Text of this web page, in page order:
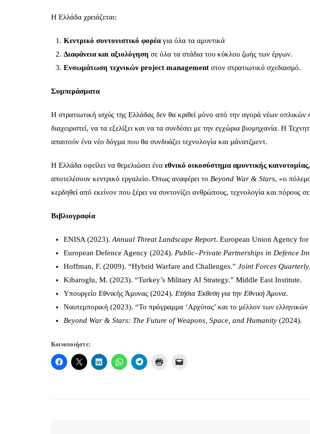
Η Ελλάδα χρειάζεται:
Κεντρικό συντονιστικό φορέαγια όλα τα αμυντικά
Διαφάνεια και αξιολόγηση σε όλα τα στάδια του κύκλου ζωής των έργων.
Ενσωμάτωση τεχνικών project management στον στρατιωτικό σχεδιασμό.
Συμπεράσματα
Η στρατιωτική ισχύς της Ελλάδας δεν θα κριθεί μόνο από την αγορά νέων
διαχειριστεί, να τα εξελίξει και να τα συνδέσει με την εγχώρια βιομηχανία. Η
απαιτούν ένα νέο δόγμα που θα συνδυάζει τεχνολογία και μάνατζμεντ.
Η Ελλάδα οφείλει να θεμελιώσει ένα εθνικό οικοσύστημα αμυντικής καινοτομίας
αποτελέσουν κεντρικό εργαλείο. Όπως αναφέρει το Beyond War & Stars, «ο
κερδηθεί από εκείνον που ξέρει να συντονίζει ανθρώπους, τεχνολογία και πόρους
Βιβλιογραφία
ENISA (2023). Annual Threat Landscape Report. European Union Agency for
European Defence Agency (2024). Public–Private Partnerships in Defence
Hoffman, F. (2009). “Hybrid Warfare and Challenges.” Joint Forces Quarterly
Kibaroglu, M. (2023). “Turkey’s Military AI Strategy.” Middle East Institute.
Υπουργείο Εθνικής Άμυνας (2024). Ετήσια Έκθεση για την Εθνική Άμυνα.
Ναυτεμπορική (2023). “Το πρόγραμμα ‘Αρχύτας’ και το μέλλον των
Beyond War & Stars: The Future of Weapons, Space, and Humanity (2024).
Κοινοποιήστε: